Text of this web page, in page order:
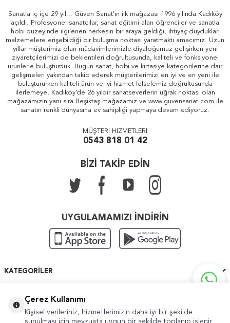
Sanatla iç içe 29 yıl... Güven Sanat'ın ilk mağazası 1996 yılında Kadıköy
açıldı. Profesyonel sanatçılar, sanat eğitimi alan öğrenciler ve sanatla
hobi düzeyinde ilgilenen herkesin bir araya geldiği, ihtiyaç duydukları
malzemelere erişebildiği bir buluşma noktası yaratmaktı amacımız. Uzun
yıllar müşterimiz olan müdavimlerimizle diyaloğumuz gelişirken yeni
ziyaretçilerimizi de beklentileri doğrultusunda, kaliteli ve fonksiyonel
ürünlerle buluşturduk. Bugün sanat, hobi ve kırtasiye kategorilerine dair
gelişmeleri yakından takip ederek müşterilerimizi en iyi ve en yeni ile
buluştururken kaliteli ürün ve iyi hizmet felsefemiz doğrultusunda
ilerlemeye, Kadıköy'de 26 yıldır sanatseverlerin uğrak noktası olan
mağazamızın yanı sıra Beşiktaş mağazamız ve www.guvensanat.com ile
sanatın renkli dünyasına ev sahipliği yapmaya devam ediyoruz.
MÜŞTERİ HİZMETLERİ
0543 818 01 42
BİZİ TAKİP EDİN
UYGULAMAMIZI İNDİRİN
KATEGORILER
HIZLI ERIŞIM
Çerez Kullanımı
Kişisel verileriniz, hizmetlerimizin daha iyi bir şekilde
sunulması için mevzuata uygun bir şekilde toplanıp işlenir.